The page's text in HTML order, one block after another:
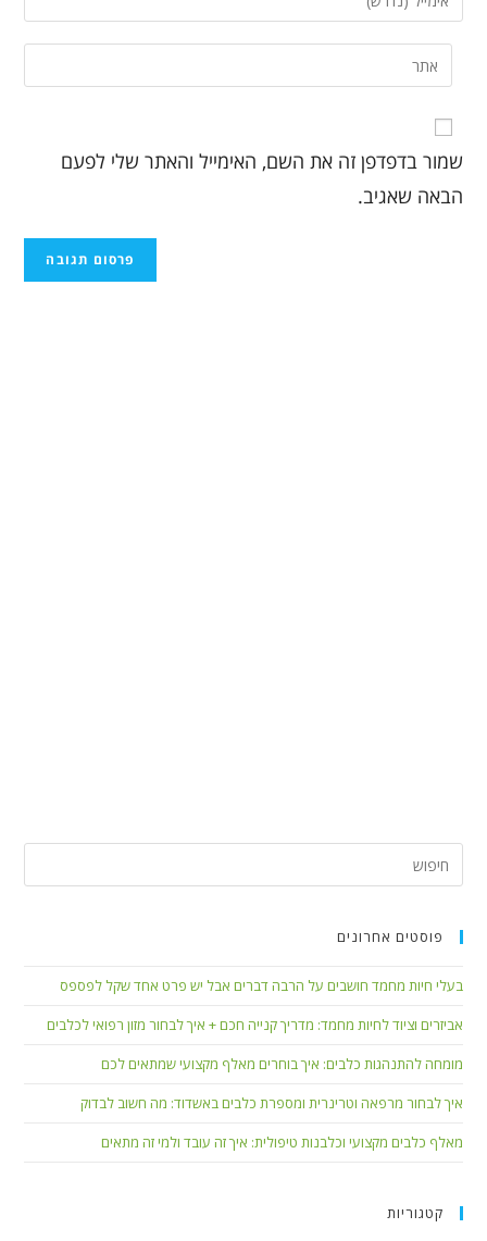
שמור בדפדפן זה את השם, האימייל והאתר שלי לפעם
הבאה שאגיב.
פוסטים אחרונים
בעלי חיות מחמד חושבים על הרבה דברים אבל יש פרט אחד שקל לפספס
אביזרים וציוד לחיות מחמד: מדריך קנייה חכם + איך לבחור מזון רפואי לכלבים
מומחה להתנהגות כלבים: איך בוחרים מאלף מקצועי שמתאים לכם
איך לבחור מרפאה וטרינרית ומספרת כלבים באשדוד: מה חשוב לבדוק
מאלף כלבים מקצועי וכלבנות טיפולית: איך זה עובד ולמי זה מתאים
קטגוריות